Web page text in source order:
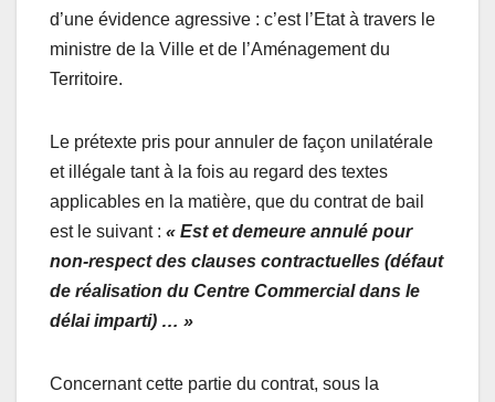
d’une évidence agressive : c’est l’Etat à travers le
ministre de la Ville et de l’Aménagement du
Territoire.
Le prétexte pris pour annuler de façon unilatérale
et illégale tant à la fois au regard des textes
applicables en la matière, que du contrat de bail
est le suivant : « Est et demeure annulé pour
non-respect des clauses contractuelles (défaut
de réalisation du Centre Commercial dans le
délai imparti) … »
Concernant cette partie du contrat, sous la